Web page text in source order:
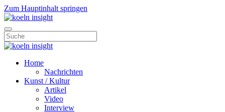
Zum Hauptinhalt springen
Home
Nachrichten
Kunst / Kultur
Artikel
Video
Interview